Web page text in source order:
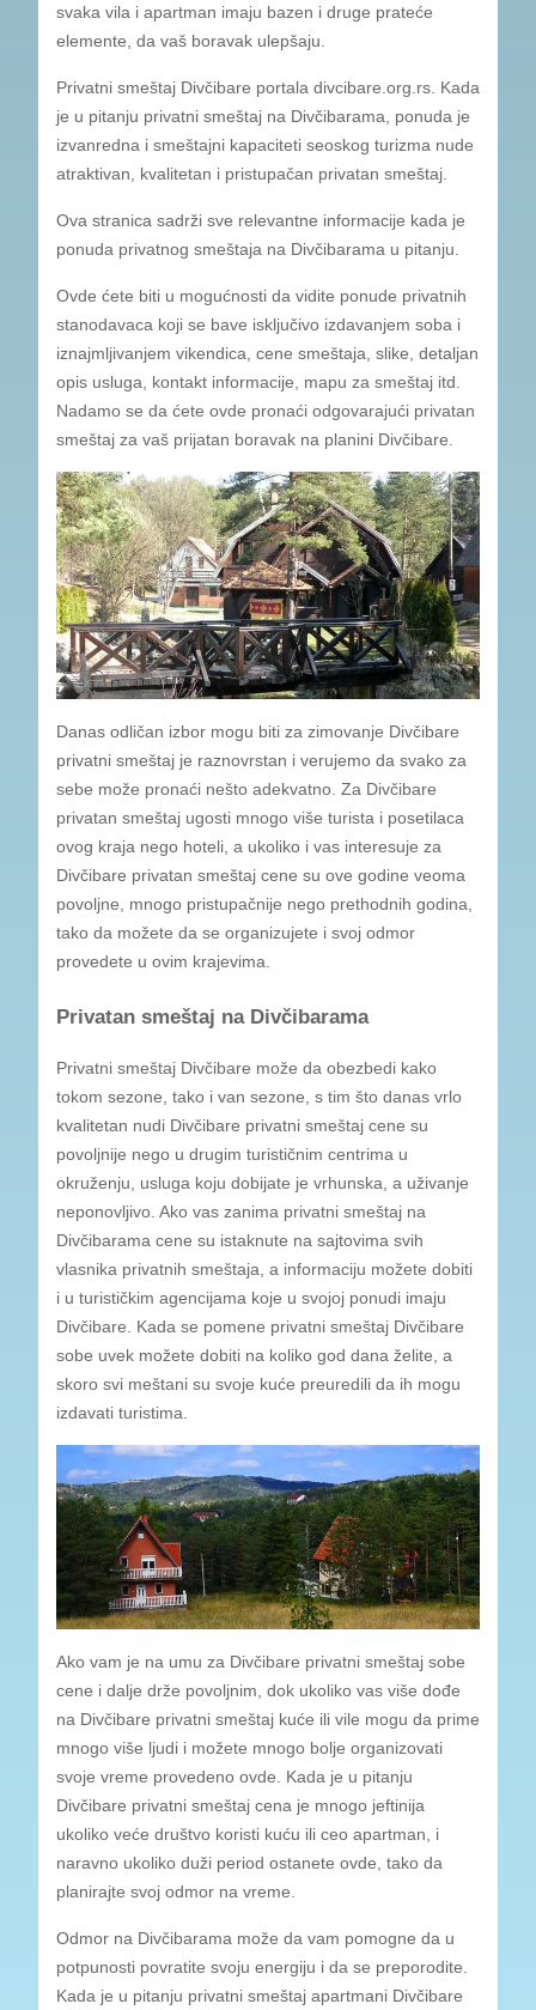
svaka vila i apartman imaju bazen i druge prateće
elemente, da vaš boravak ulepšaju.
Privatni smeštaj Divčibare portala divcibare.org.rs. Kada
je u pitanju privatni smeštaj na Divčibarama, ponuda je
izvanredna i smeštajni kapaciteti seoskog turizma nude
atraktivan, kvalitetan i pristupačan privatan smeštaj.
Ova stranica sadrži sve relevantne informacije kada je
ponuda privatnog smeštaja na Divčibarama u pitanju.
Ovde ćete biti u mogućnosti da vidite ponude privatnih
stanodavaca koji se bave isključivo izdavanjem soba i
iznajmljivanjem vikendica, cene smeštaja, slike, detaljan
opis usluga, kontakt informacije, mapu za smeštaj itd.
Nadamo se da ćete ovde pronaći odgovarajući privatan
smeštaj za vaš prijatan boravak na planini Divčibare.
Danas odličan izbor mogu biti za zimovanje Divčibare
privatni smeštaj je raznovrstan i verujemo da svako za
sebe može pronaći nešto adekvatno. Za Divčibare
privatan smeštaj ugosti mnogo više turista i posetilaca
ovog kraja nego hoteli, a ukoliko i vas interesuje za
Divčibare privatan smeštaj cene su ove godine veoma
povoljne, mnogo pristupačnije nego prethodnih godina,
tako da možete da se organizujete i svoj odmor
provedete u ovim krajevima.
Privatan smeštaj na Divčibarama
Privatni smeštaj Divčibare može da obezbedi kako
tokom sezone, tako i van sezone, s tim što danas vrlo
kvalitetan nudi Divčibare privatni smeštaj cene su
povoljnije nego u drugim turističnim centrima u
okruženju, usluga koju dobijate je vrhunska, a uživanje
neponovljivo. Ako vas zanima privatni smeštaj na
Divčibarama cene su istaknute na sajtovima svih
vlasnika privatnih smeštaja, a informaciju možete dobiti
i u turističkim agencijama koje u svojoj ponudi imaju
Divčibare. Kada se pomene privatni smeštaj Divčibare
sobe uvek možete dobiti na koliko god dana želite, a
skoro svi meštani su svoje kuće preuredili da ih mogu
izdavati turistima.
Ako vam je na umu za Divčibare privatni smeštaj sobe
cene i dalje drže povoljnim, dok ukoliko vas više dođe
na Divčibare privatni smeštaj kuće ili vile mogu da prime
mnogo više ljudi i možete mnogo bolje organizovati
svoje vreme provedeno ovde. Kada je u pitanju
Divčibare privatni smeštaj cena je mnogo jeftinija
ukoliko veće društvo koristi kuću ili ceo apartman, i
naravno ukoliko duži period ostanete ovde, tako da
planirajte svoj odmor na vreme.
Odmor na Divčibarama može da vam pomogne da u
potpunosti povratite svoju energiju i da se preporodite.
Kada je u pitanju privatni smeštaj apartmani Divčibare